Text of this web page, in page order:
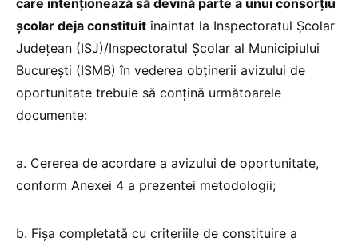
şcolar deja constituit înaintat la Inspectoratul Școlar
Județean (ISJ)/Inspectoratul Școlar al Municipiului
București (ISMB) în vederea obţinerii avizului de
oportunitate trebuie să conţină următoarele
documente:
a. Cererea de acordare a avizului de oportunitate,
conform Anexei 4 a prezentei metodologii;
b. Fișa completată cu criteriile de constituire a